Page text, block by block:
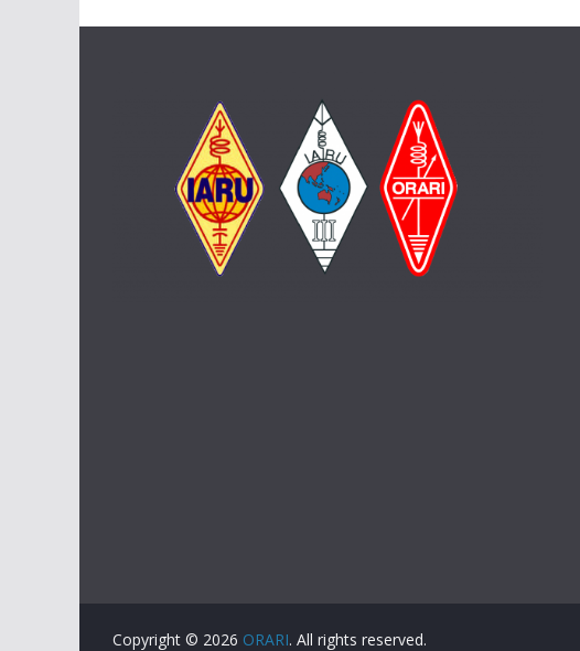
Copyright © 2026 ORARI. All rights reserved.